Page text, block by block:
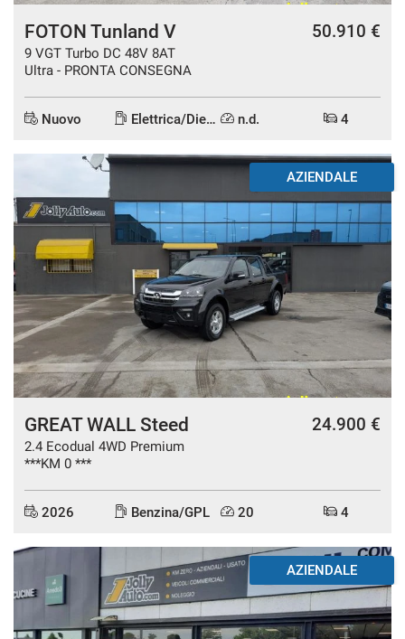
FOTON Tunland V
9 VGT Turbo DC 48V 8AT
Ultra - PRONTA CONSEGNA
50.910 €
Nuovo Elettrica/Diesel n.d. 4
AZIENDALE
GREAT WALL Steed
2.4 Ecodual 4WD Premium
***KM 0 ***
24.900 €
2026 Benzina/GPL 20 4
AZIENDALE